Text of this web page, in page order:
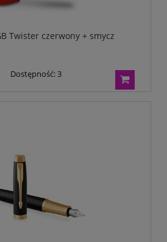
Twister czerwony + smycz
Dostępność:3